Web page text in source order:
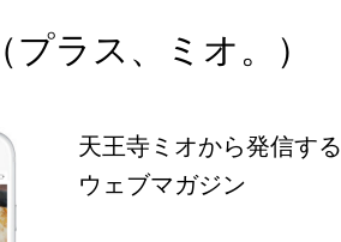
（プラス、ミオ。）
天王寺ミオから発信する
ウェブマガジン